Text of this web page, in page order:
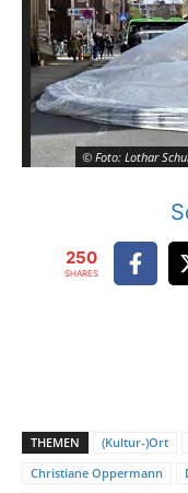
© Foto: Lothar
250
SHARES
THEMEN (Kultur-)Ort
Christiane Oppermann